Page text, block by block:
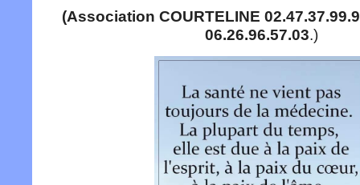
(Association COURTELINE
06.26.96.57.03.)